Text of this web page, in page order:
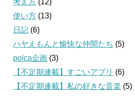
考え方 (12)
使い方 (13)
日記 (6)
ハヤえもんと愉快な仲間たち (5)
polca企画 (3)
【不定期連載】すごいアプリ (6)
【不定期連載】私の好きな音楽 (5)